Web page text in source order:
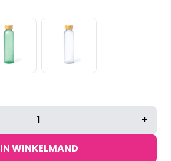
+
IN WINKELMAND